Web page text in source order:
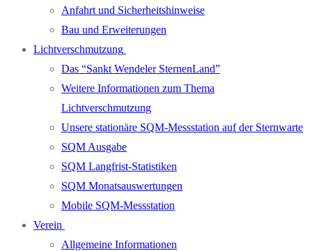
Anfahrt und Sicherheitshinweise
Bau und Erweiterungen
Lichtverschmutzung
Das “Sankt Wendeler SternenLand”
Weitere Informationen zum Thema
Lichtverschmutzung
Unsere stationäre SQM-Messstation auf der Sternwarte
SQM Ausgabe
SQM Langfrist-Statistiken
SQM Monatsauswertungen
Mobile SQM-Messstation
Verein
Allgemeine Informationen